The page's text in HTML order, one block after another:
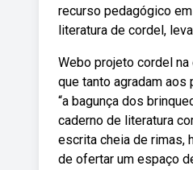
recurso pedagógico
literatura de cordel,
Webo projeto cordel
que tanto agradam
“a bagunça dos
caderno de literatura
escrita cheia de rimas,
de ofertar um espaço